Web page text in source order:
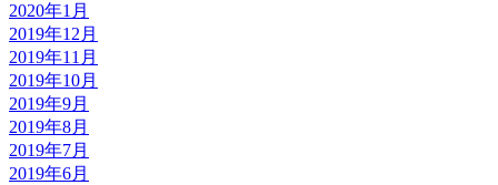
2020年1月
2019年12月
2019年11月
2019年10月
2019年9月
2019年8月
2019年7月
2019年6月